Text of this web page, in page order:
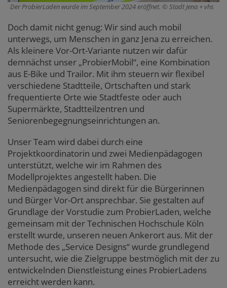
Der ProbierLaden wurde im September 2024 eröffnet. Stadt Jena + vhs
Doch damit nicht genug: Wir sind auch mobil
unterwegs, um Menschen in ganz Jena zu erreichen.
Als kleinere Vor-Ort-Variante nutzen wir dafür
demnächst unser „ProbierMobil“, eine Kombination
aus E-Bike und Trailor. Mit ihm steuern wir flexibel
verschiedene Stadtteile, Ortschaften und stark
frequentierte Orte wie Stadtfeste oder auch
Supermärkte, Stadtteilzentren und
Seniorenbegegnungseinrichtungen an.
Unser Team wird dabei durch eine
Projektkoordinatorin und zwei Medienpädagogen
unterstützt, welche wir im Rahmen des
Modellprojektes angestellt haben. Die
Medienpädagogen sind direkt für die Bürgerinnen
und Bürger Vor-Ort ansprechbar. Sie gestalten auf
Grundlage der Vorstudie zum ProbierLaden, welche
gemeinsam mit der Technischen Hochschule Köln
erstellt wurde, unseren neuen Ankerort aus. Mit der
Methode des „Service Designs“ wurde grundlegend
untersucht, wie die Zielgruppe bestmöglich mit der zu
entwickelnden Dienstleistung eines ProbierLadens
erreicht werden kann.